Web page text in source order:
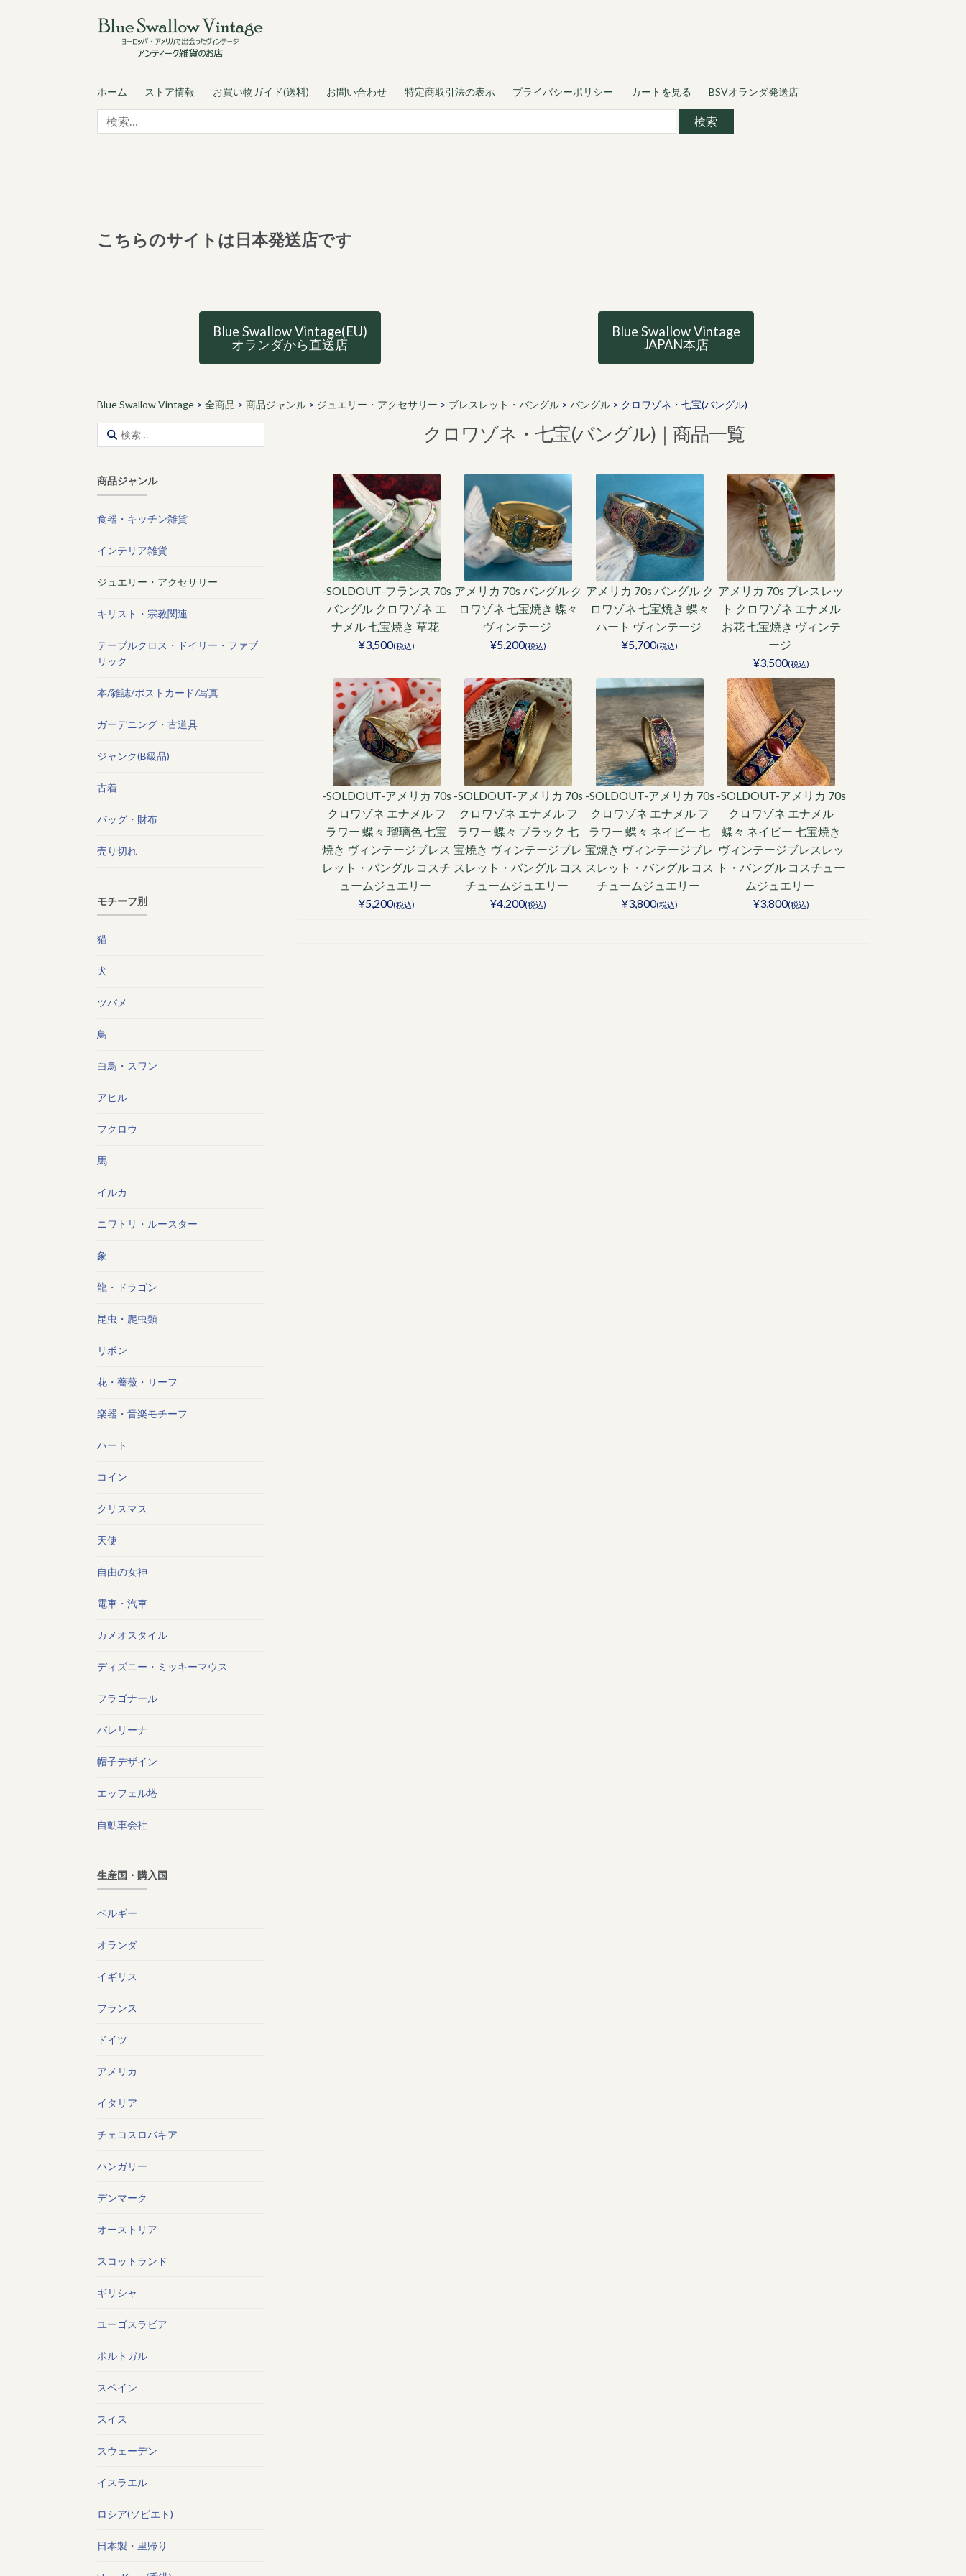
to
navigation
to
content
ホーム ストア情報 お買い物ガイド(送料) お問い合わせ 特定商取引法の表示 プライバシーポリシー カートを見る BSVオランダ発送店
検
索:
こちらのサイトは日本発送店です
Blue Swallow Vintage(EU)
オランダから直送店
Blue Swallow Vintage
JAPAN本店
Blue Swallow Vintage> 全商品 > 商品ジャンル> ジュエリー・アクセサリー > ブレスレット・バングル> バングル> クロワゾネ・七宝(バングル)
クロワゾネ・七宝(バングル)｜商品一覧
-SOLDOUT-フランス 70s
バングル クロワゾネ エ
ナメル 七宝焼き 草花
¥3,500(税込)
アメリカ 70s バングル ク
ロワゾネ 七宝焼き 蝶々
ヴィンテージ
¥5,200(税込)
アメリカ 70s バングル ク
ロワゾネ 七宝焼き 蝶々
ハート ヴィンテージ
¥5,700(税込)
アメリカ 70s ブレスレッ
ト クロワゾネ エナメル
お花 七宝焼き ヴィンテ
ージ
¥3,500(税込)
-SOLDOUT-アメリカ 70s
クロワゾネ エナメル フ
ラワー 蝶々 瑠璃色 七宝
焼き ヴィンテージブレス
レット・バングル コスチ
ュームジュエリー
¥5,200(税込)
-SOLDOUT-アメリカ 70s
クロワゾネ エナメル フ
ラワー 蝶々 ブラック 七
宝焼き ヴィンテージブレ
スレット・バングル コス
チュームジュエリー
¥4,200(税込)
-SOLDOUT-アメリカ 70s
クロワゾネ エナメル フ
ラワー 蝶々 ネイビー 七
宝焼き ヴィンテージブレ
スレット・バングル コス
チュームジュエリー
¥3,800(税込)
-SOLDOUT-アメリカ 70s
クロワゾネ エナメル
蝶々 ネイビー 七宝焼き
ヴィンテージブレスレッ
ト・バングル コスチュー
ムジュエリー
¥3,800(税込)
索:
商品ジャンル
食器・キッチン雑貨
インテリア雑貨
ジュエリー・アクセサリー
キリスト・宗教関連
テーブルクロス・ドイリー・ファブ
リック
本/雑誌/ポストカード/写真
ガーデニング・古道具
ジャンク(B級品)
古着
バッグ・財布
売り切れ
モチーフ別
猫
犬
ツバメ
鳥
白鳥・スワン
アヒル
フクロウ
馬
イルカ
ニワトリ・ルースター
象
龍・ドラゴン
昆虫・爬虫類
リボン
花・薔薇・リーフ
楽器・音楽モチーフ
ハート
コイン
クリスマス
天使
自由の女神
電車・汽車
カメオスタイル
ディズニー・ミッキーマウス
フラゴナール
バレリーナ
帽子デザイン
エッフェル塔
自動車会社
生産国・購入国
ベルギー
オランダ
イギリス
フランス
ドイツ
アメリカ
イタリア
チェコスロバキア
ハンガリー
デンマーク
オーストリア
スコットランド
ギリシャ
ユーゴスラビア
ポルトガル
スペイン
スイス
スウェーデン
イスラエル
ロシア(ソビエト)
日本製・里帰り